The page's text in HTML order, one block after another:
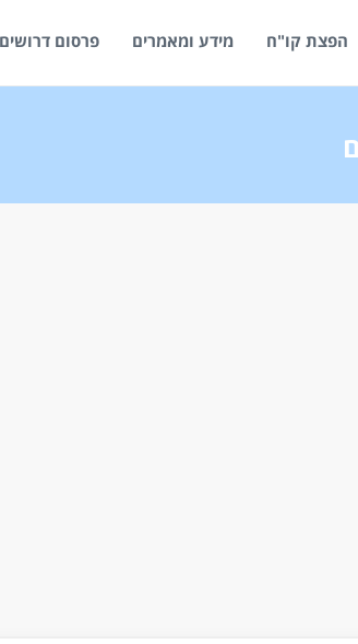
הפצת קו"ח מידע ומאמרים פרסום